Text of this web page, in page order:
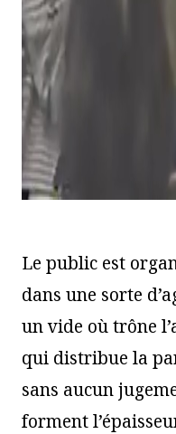
Le public est
dans une sorte
un vide où trône
qui distribue la
sans aucun
forment